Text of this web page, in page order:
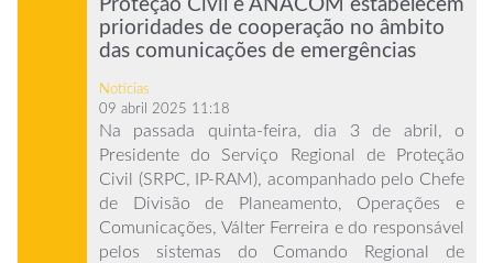
Proteção Civil e ANACOM estabelecem
prioridades de cooperação no âmbito
das comunicações de emergências
Notícias
09 abril 2025 11:18
Na passada quinta-feira, dia 3 de abril, o
Presidente do Serviço Regional de Proteção
Civil (SRPC, IP-RAM), acompanhado pelo Chefe
de Divisão de Planeamento, Operações e
Comunicações, Válter Ferreira e do responsável
pelos sistemas do Comando Regional de